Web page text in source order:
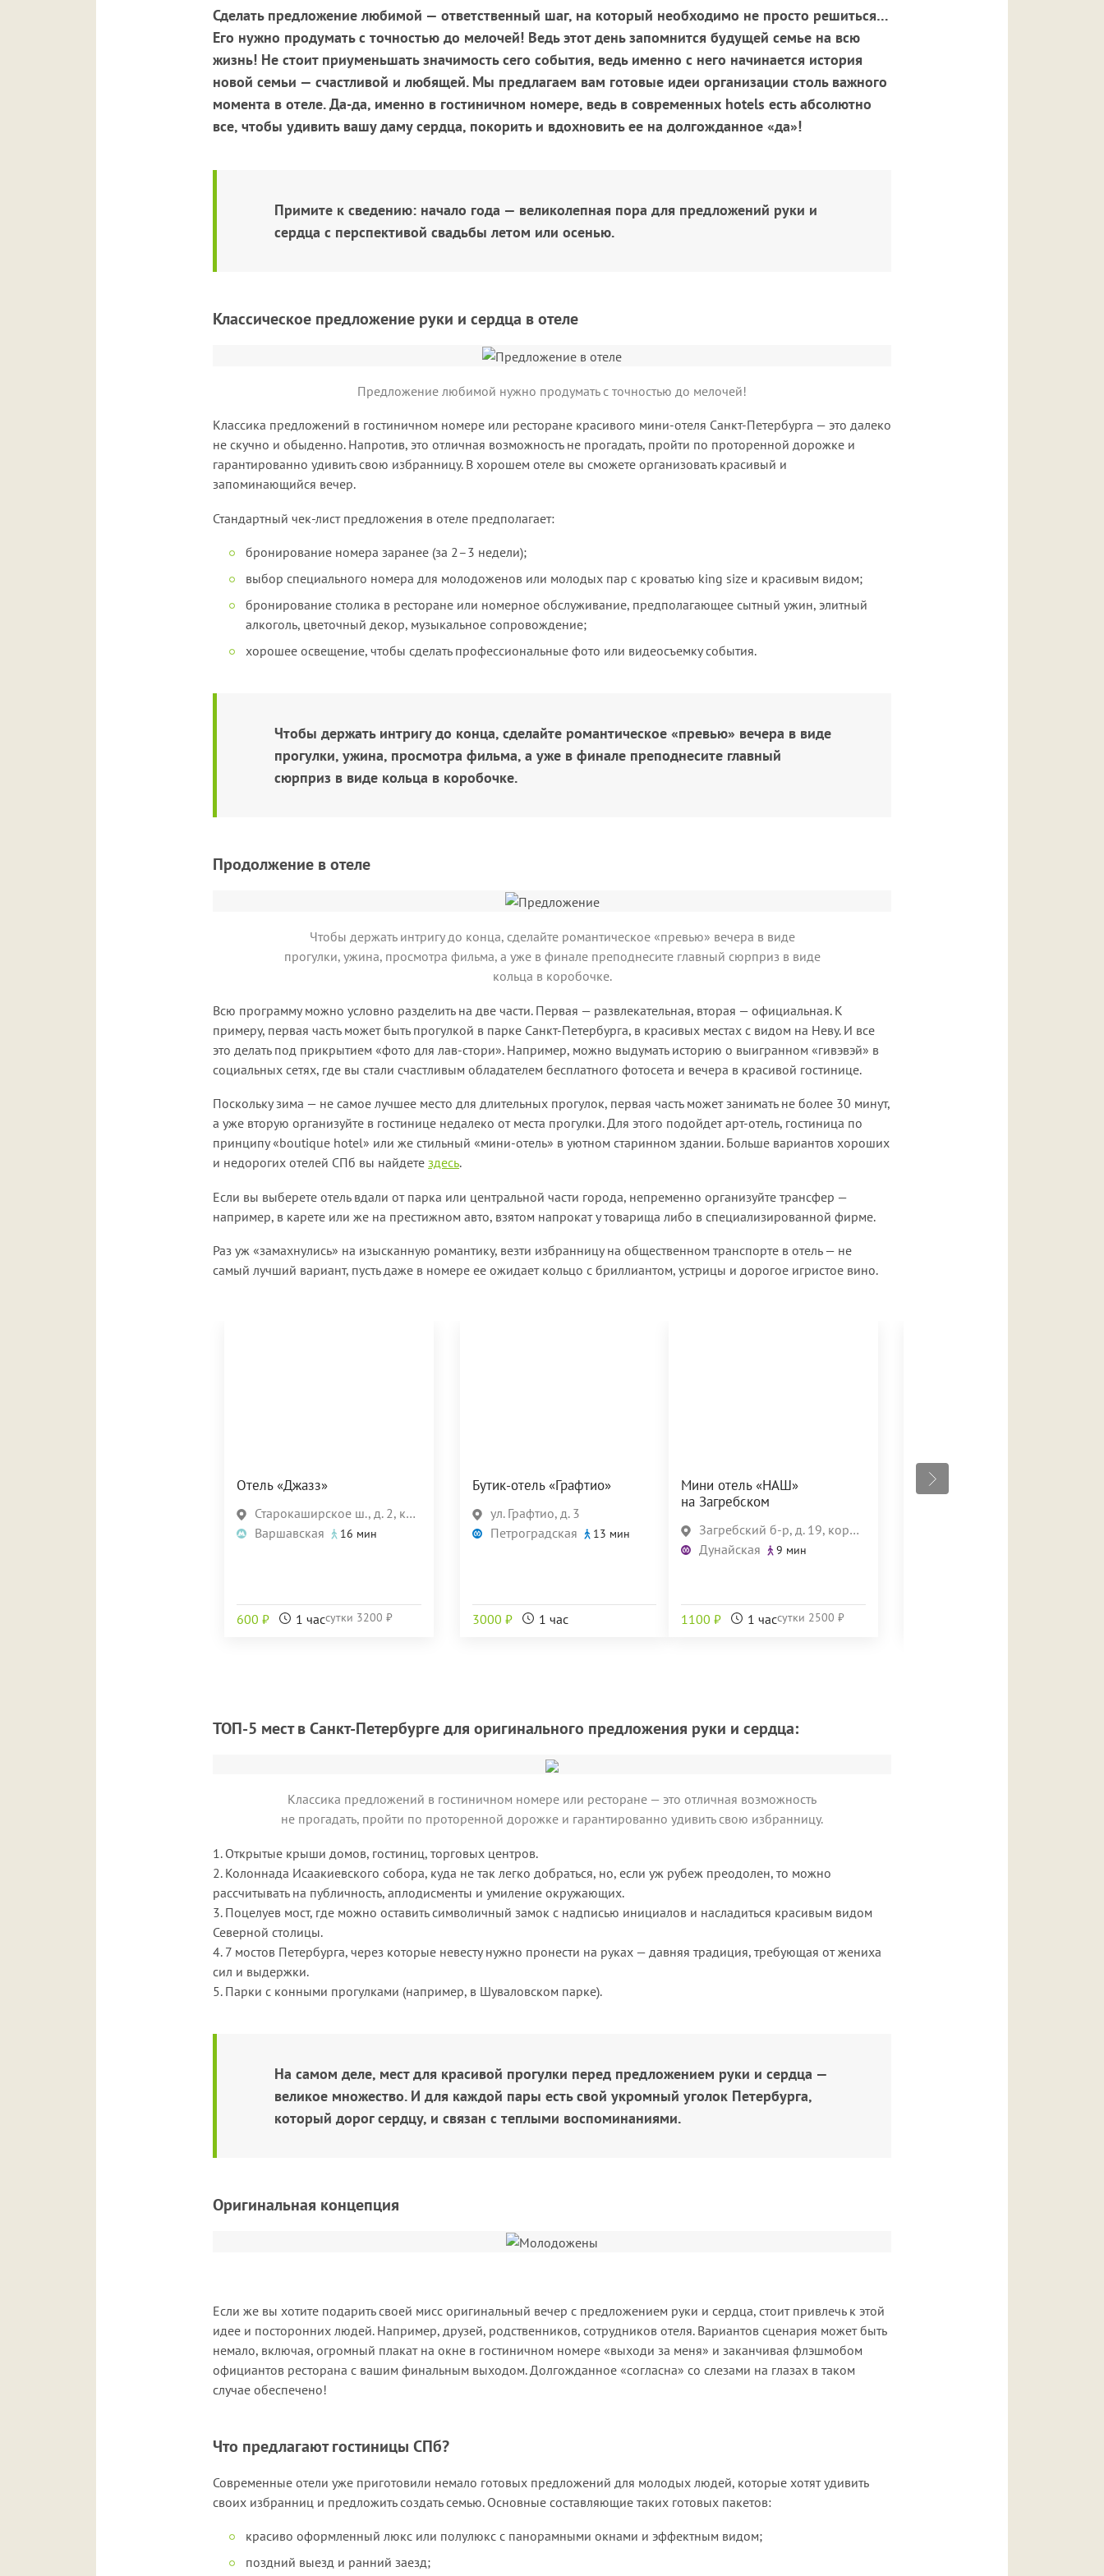
Сделать предложение любимой — ответственный шаг, на который необходимо не просто решиться…
Его нужно продумать с точностью до мелочей! Ведь этот день запомнится будущей семье на всю
жизнь! Не стоит приуменьшать значимость сего события, ведь именно с него начинается история
новой семьи — счастливой и любящей. Мы предлагаем вам готовые идеи организации столь важного
момента в отеле. Да-да, именно в гостиничном номере, ведь в современных hotels есть абсолютно
все, чтобы удивить вашу даму сердца, покорить и вдохновить ее на долгожданное «да»!
Примите к сведению: начало года — великолепная пора для предложений руки и
сердца с перспективой свадьбы летом или осенью.
Классическое предложение руки и сердца в отеле
Предложение любимой нужно продумать с точностью до мелочей!
Классика предложений в гостиничном номере или ресторане красивого мини-отеля Санкт-Петербурга — это далеко
не скучно и обыденно. Напротив, это отличная возможность не прогадать, пройти по проторенной дорожке и
гарантированно удивить свою избранницу. В хорошем отеле вы сможете организовать красивый и
запоминающийся вечер.
Стандартный чек-лист предложения в отеле предполагает:
бронирование номера заранее (за 2–3 недели);
выбор специального номера для молодоженов или молодых пар с кроватью king size и красивым видом;
бронирование столика в ресторане или номерное обслуживание, предполагающее сытный ужин, элитный
алкоголь, цветочный декор, музыкальное сопровождение;
хорошее освещение, чтобы сделать профессиональные фото или видеосъемку события.
Чтобы держать интригу до конца, сделайте романтическое «превью» вечера в виде
прогулки, ужина, просмотра фильма, а уже в финале преподнесите главный
сюрприз в виде кольца в коробочке.
Продолжение в отеле
Чтобы держать интригу до конца, сделайте романтическое «превью» вечера в виде
прогулки, ужина, просмотра фильма, а уже в финале преподнесите главный сюрприз в виде
кольца в коробочке.
Всю программу можно условно разделить на две части. Первая — развлекательная, вторая — официальная. К
примеру, первая часть может быть прогулкой в парке Санкт-Петербурга, в красивых местах с видом на Неву. И все
это делать под прикрытием «фото для лав-стори». Например, можно выдумать историю о выигранном «гивэвэй» в
социальных сетях, где вы стали счастливым обладателем бесплатного фотосета и вечера в красивой гостинице.
Поскольку зима — не самое лучшее место для длительных прогулок, первая часть может занимать не более 30 минут,
а уже вторую организуйте в гостинице недалеко от места прогулки. Для этого подойдет арт-отель, гостиница по
принципу «boutique hotel» или же стильный «мини-отель» в уютном старинном здании. Больше вариантов хороших
и недорогих отелей СПб вы найдете здесь.
Если вы выберете отель вдали от парка или центральной части города, непременно организуйте трансфер —
например, в карете или же на престижном авто, взятом напрокат у товарища либо в специализированной фирме.
Раз уж «замахнулись» на изысканную романтику, везти избранницу на общественном транспорте в отель — не
самый лучший вариант, пусть даже в номере ее ожидает кольцо с бриллиантом, устрицы и дорогое игристое вино.
Отель «Джазз»
Старокаширское ш., д. 2, корп. 4
Варшавская
16 мин
600 ₽ 1 чассутки 3200 ₽
Бутик-отель «Графтио»
ул. Графтио, д. 3
Петроградская
13 мин
3000 ₽ 1 час
Мини отель «НАШ»
на Загребском
Загребский б-р, д. 19, корп. 1
Дунайская
9 мин
1100 ₽ 1 чассутки 2500 ₽
Отель «Смоленка»
ТОП-5 мест в Санкт-Петербурге для оригинального предложения руки и сердца:
Классика предложений в гостиничном номере или ресторане — это отличная возможность
не прогадать, пройти по проторенной дорожке и гарантированно удивить свою избранницу.
1. Открытые крыши домов, гостиниц, торговых центров.
2. Колоннада Исаакиевского собора, куда не так легко добраться, но, если уж рубеж преодолен, то можно
рассчитывать на публичность, аплодисменты и умиление окружающих.
3. Поцелуев мост, где можно оставить символичный замок с надписью инициалов и насладиться красивым видом
Северной столицы.
4. 7 мостов Петербурга, через которые невесту нужно пронести на руках — давняя традиция, требующая от жениха
сил и выдержки.
5. Парки с конными прогулками (например, в Шуваловском парке).
На самом деле, мест для красивой прогулки перед предложением руки и сердца —
великое множество. И для каждой пары есть свой укромный уголок Петербурга,
который дорог сердцу, и связан с теплыми воспоминаниями.
Оригинальная концепция
Если же вы хотите подарить своей мисс оригинальный вечер с предложением руки и сердца, стоит привлечь к этой
идее и посторонних людей. Например, друзей, родственников, сотрудников отеля. Вариантов сценария может быть
немало, включая, огромный плакат на окне в гостиничном номере «выходи за меня» и заканчивая флэшмобом
официантов ресторана с вашим финальным выходом. Долгожданное «согласна» со слезами на глазах в таком
случае обеспечено!
Что предлагают гостиницы СПб?
Современные отели уже приготовили немало готовых предложений для молодых людей, которые хотят удивить
своих избранниц и предложить создать семью. Основные составляющие таких готовых пакетов:
красиво оформленный люкс или полулюкс с панорамными окнами и эффектным видом;
поздний выезд и ранний заезд;